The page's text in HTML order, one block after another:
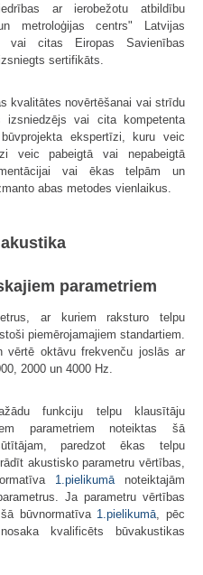
ar ierobežotu atbildību
metroloģijas centrs" Latvijas
vai citas Eiropas Savienības
sertifikāts.
kvalitātes novērtēšanai vai strīdu
izsniedzējs vai cita kompetenta
ekspertīzi, kuru veic
veic pabeigtā vai nepabeigtā
vai ēkas telpām un
abas metodes vienlaikus.
parametriem
ar kuriem raksturo telpu
piemērojamajiem standartiem.
vērtē oktāvu frekvenču joslās ar
2000 un 4000 Hz.
funkciju telpu klausītāju
parametriem noteiktas šā
paredzot ēkas telpu
akustisko parametru vērtības,
1.pielikumā noteiktajām
Ja parametru vērtības
būvnormatīva 1.pielikumā , pēc
kvalificēts būvakustikas